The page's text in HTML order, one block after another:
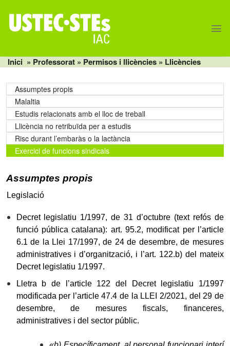
content
Inici » Professorat » Permisos i llicències » Llicències
Assumptes propis
Malaltia
Estudis relacionats amb el lloc de treball
Llicència no retribuïda per a estudis
Risc durant l’embaràs o la lactància
Exercici de funcions sindicals
Assumptes propis
Legislació
Decret legislatiu 1/1997, de 31 d’octubre (text refós de
funció pública catalana): art. 95.2, modificat per l’article
6.1 de la Llei 17/1997, de 24 de desembre, de mesures
administratives i d’organització, i l’art. 122.b) del mateix
Decret legislatiu 1/1997.
Lletra b de l’article 122 del Decret legislatiu 1/1997
modificada per l’article 47.4 de la LLEI 2/2021, del 29 de
desembre, de mesures fiscals, financeres,
administratives i del sector públic.